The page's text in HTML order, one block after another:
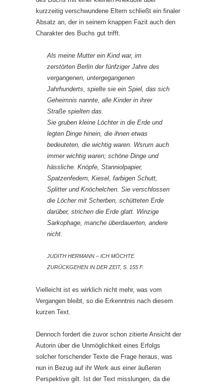
kurzzeitig verschwundene Eltern schließt ein finaler
Absatz an, der in seinem knappen Fazit auch den
Charakter des Buchs gut trifft.
Als meine Mutter ein Kind war, im
zerstörten Berlin der fünfziger Jahre des
vergangenen, untergegangenen
Jahrhunderts, spielte sie ein Spiel, das sich
Geheimnis nannte, alle Kinder in ihrer
Straße spielten das.
Sie gruben kleine Löchter in die Erde und
legten Dinge hinein, die ihnen etwas
bedeuteten, die wichtig waren. Wsrum auch
immer wichtig waren; schöne Dinge und
hässliche. Knöpfe, Stanniolpapier,
Spatzenfedern, Kiesel, farbigen Schutt,
Splitter und Knöchelchen. Sie verschlossen
die Löcher mit Scherben, schütteten Erde
darüber, strichen die Erde glatt. Winzige
Sarkophage, manche überdauerten, andere
nicht.
JUDITH HERMANN – ICH MÖCHTE
ZURÜCKGEHEN IN DER ZEIT, S. 155 F.
Vielleicht ist es wirklich nicht mehr, was vom
Vergangen bleibt, so die Erkenntnis nach diesem
kurzen Text.
Dennoch fordert die zuvor schon zitierte Ansicht der
Autorin über die Unmöglichkeit eines Erfolgs
solcher forschender Texte die Frage heraus, was
nun in Bezug auf ihr Werk aus einer äußeren
Perspektive gilt. Ist der Text misslungen, da die